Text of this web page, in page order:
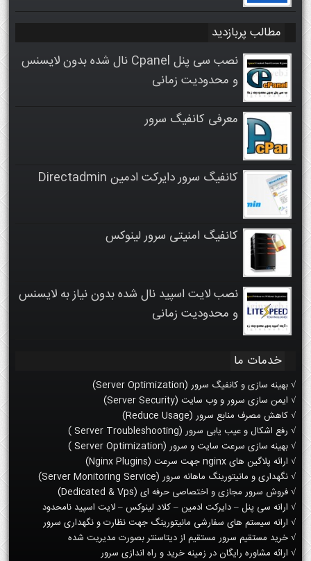
مطالب پربازدید
نصب سی پنل Cpanel نال شده بدون لایسنس
و محدودیت زمانی
معرفی کانفیگ سرور
کانفیگ سرور دایرکت ادمین Directadmin
کانفیگ امنیتی سرور لینوکس
نصب لایت اسپید نال شده بدون نیاز به لایسنس
و محدودیت زمانی
خدمات ما
√ بهینه سازی و کانفیگ سرور (Server Optimization)
√ ایمن سازی سرور و وب سایت (Server Security)
√ کاهش مصرف منابع سرور (Reduce Usage)
√ رفع اشکال و عیب یابی سرور (Server Troubleshooting )
√ بهینه سازی سرعت سایت و سرور (Server Optimization )
√ ارائه پلاگین های nginx جهت سرعت (Nginx Plugins)
√ نگهداری و مانیتورینگ ماهانه سرور (Server Monitoring Service)
√ فروش سرور مجازی و اختصاصی حرفه ای (Dedicated & Vps)
√ ارانه سی پنل – دایرکت ادمین – کلاد لینوکس – لایت اسپید نامحدود
√ ارانه سیستم های سفارشی مانیتورینگ جهت نظارت و نگهداری سرور
√ خرید مستقیم سرور مستقیم از دیتاسنتر بصورت مدیریت شده
√ ارائه مشاوره رایگان در زمینه خرید و راه اندازی سرور